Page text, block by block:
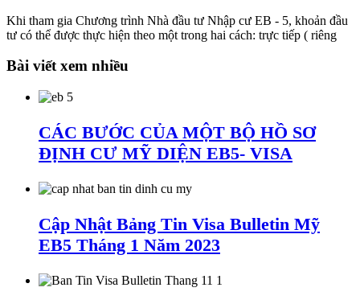
Khi tham gia Chương trình Nhà đầu tư Nhập cư EB - 5, khoản đầu
tư có thể được thực hiện theo một trong hai cách: trực tiếp ( riêng
Bài viết xem nhiều
CÁC BƯỚC CỦA MỘT BỘ HỒ SƠ
ĐỊNH CƯ MỸ DIỆN EB5- VISA
Cập Nhật Bảng Tin Visa Bulletin Mỹ
EB5 Tháng 1 Năm 2023